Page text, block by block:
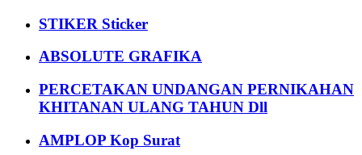
STIKER Sticker
ABSOLUTE GRAFIKA
PERCETAKAN UNDANGAN PERNIKAHAN
KHITANAN ULANG TAHUN Dll
AMPLOP Kop Surat